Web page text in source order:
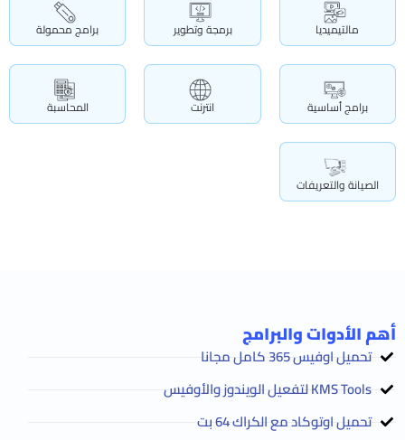
مالتيميديا برمجة وتطوير برامج محمولة
برامج أساسية انترنت المحاسبة
الصيانة والتعريفات
أهم الأدوات والبرامج
تحميل اوفيس 365 كامل مجانا
KMS Tools لتفعيل الويندوز والأوفيس
تحميل اوتوكاد مع الكراك 64 بت